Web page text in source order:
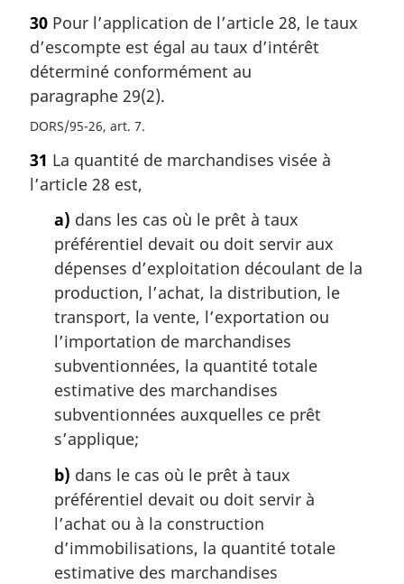
30 Pour l’application de l’article 28, le taux
d’escompte est égal au taux d’intérêt
déterminé conformément au
paragraphe 29(2).
DORS/95-26, art. 7
31 La quantité de marchandises visée à
l’article 28 est,
a) dans les cas où le prêt à taux
préférentiel devait ou doit servir aux
dépenses d’exploitation découlant de la
production, l’achat, la distribution, le
transport, la vente, l’exportation ou
l’importation de marchandises
subventionnées, la quantité totale
estimative des marchandises
subventionnées auxquelles ce prêt
s’applique;
b) dans le cas où le prêt à taux
préférentiel devait ou doit servir à
l’achat ou à la construction
d’immobilisations, la quantité totale
estimative des marchandises